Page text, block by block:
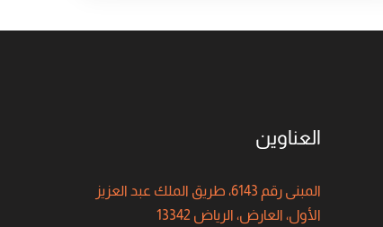
العناوين
المبنى رقم 6143، طريق الملك عبد العزيز
الأول، العارض، الرياض 13342